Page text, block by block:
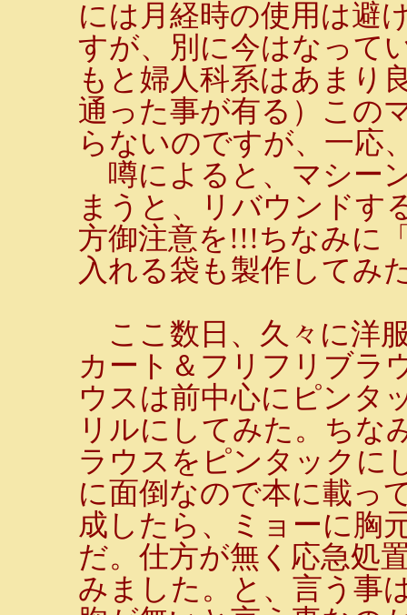
には月経時の使用は避
すが、別に今はなって
もと婦人科系はあまり
通った事が有る）この
らないのですが、一応
噂によると、マシー
まうと、リバウンドす
方御注意を!!!ちなみに
入れる袋も製作してみ
ここ数日、久々に洋
カート＆フリフリブラ
ウスは前中心にピンタ
リルにしてみた。ちな
ラウスをピンタックに
に面倒なので本に載っ
成したら、ミョーに胸
だ。仕方が無く応急処
みました。と、言う事